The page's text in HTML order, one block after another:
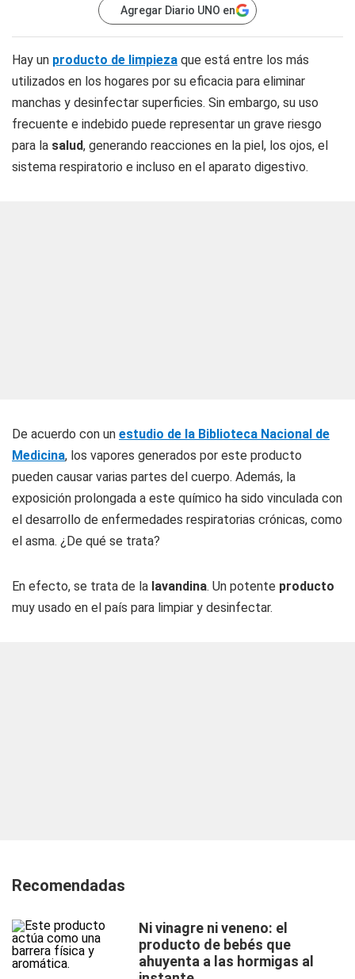
Agregar Diario UNO en
Hay un producto de limpieza que está entre los más
utilizados en los hogares por su eficacia para eliminar
manchas y desinfectar superficies. Sin embargo, su uso
frecuente e indebido puede representar un grave riesgo
para la salud, generando reacciones en la piel, los ojos, el
sistema respiratorio e incluso en el aparato digestivo.
De acuerdo con un estudio de la Biblioteca Nacional de
Medicina, los vapores generados por este producto
pueden causar varias partes del cuerpo. Además, la
exposición prolongada a este químico ha sido vinculada con
el desarrollo de enfermedades respiratorias crónicas, como
el asma. ¿De qué se trata?
En efecto, se trata de la lavandina. Un potente producto
muy usado en el país para limpiar y desinfectar.
Recomendadas
Ni vinagre ni veneno: el
producto de bebés que
ahuyenta a las hormigas al